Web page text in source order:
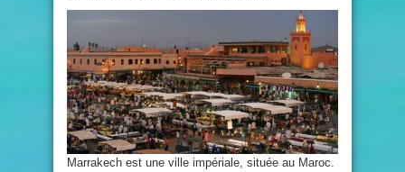
palaces
luxueux
Marrakech,
la
ville
rouge
du
Maroc
Marrakech est une ville impériale, située au Maroc.